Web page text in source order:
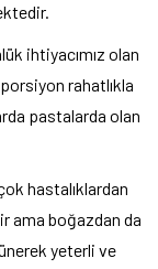
ihtiyacımız olan
rahatlıkla
pastalarda olan
hastalıklardan
ama boğazdan da
yeterli ve